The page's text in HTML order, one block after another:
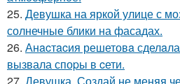
25. Девушка на яркой улице с
солнечные блики на фасадах.
26. Анacтacия решетовa
вызвала споpы в cети.
27. Девушка. Создай не меняя